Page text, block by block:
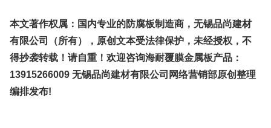
本文著作权属：国内专业的防腐板制造商，无锡品尚建材
有限公司（所有），原创文本受法律保护，未经授权，不
得抄袭转载！请自重！欢迎咨询海耐覆膜金属板产品：
13915266009无锡品尚建材有限公司网络营销部原创整理
编排发布!